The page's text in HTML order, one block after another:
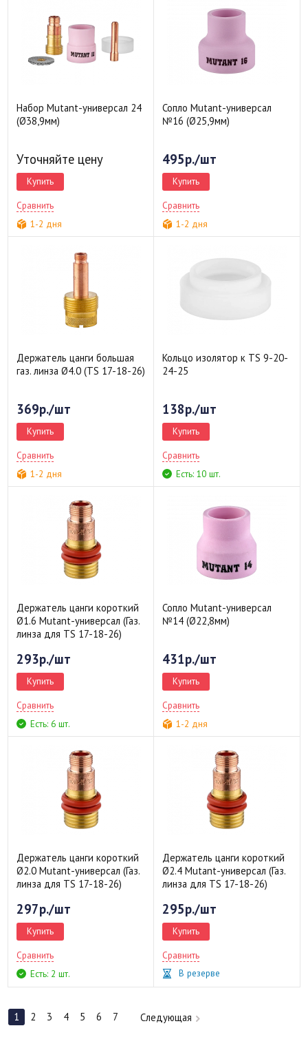
Набор Mutant-универсал 24
(Ø38,9мм)
Уточняйте цену
Купить
Сравнить
1-2 дня
Сопло Mutant-универсал
№16 (Ø25,9мм)
495р./шт
Купить
Сравнить
1-2 дня
Держатель цанги большая
газ. линза Ø4.0 (TS 17-18-26)
369р./шт
Купить
Сравнить
1-2 дня
Кольцо изолятор к TS 9-20-
24-25
138р./шт
Купить
Сравнить
Есть: 10 шт.
Держатель цанги короткий
Ø1.6 Mutant-универсал (Газ.
линза для TS 17-18-26)
293р./шт
Купить
Сравнить
Есть: 6 шт.
Сопло Mutant-универсал
№14 (Ø22,8мм)
431р./шт
Купить
Сравнить
1-2 дня
Держатель цанги короткий
Ø2.0 Mutant-универсал (Газ.
линза для TS 17-18-26)
297р./шт
Купить
Сравнить
Есть: 2 шт.
Держатель цанги короткий
Ø2.4 Mutant-универсал (Газ.
линза для TS 17-18-26)
295р./шт
Купить
Сравнить
В резерве
1 2 3 4 5 6 7 Следующая